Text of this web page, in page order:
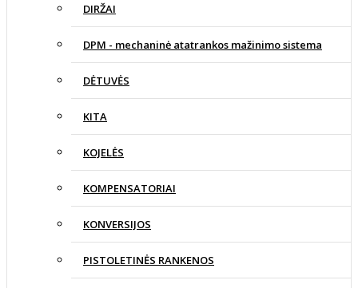
DIRŽAI
DPM - mechaninė atatrankos mažinimo sistema
DĖTUVĖS
KITA
KOJELĖS
KOMPENSATORIAI
KONVERSIJOS
PISTOLETINĖS RANKENOS